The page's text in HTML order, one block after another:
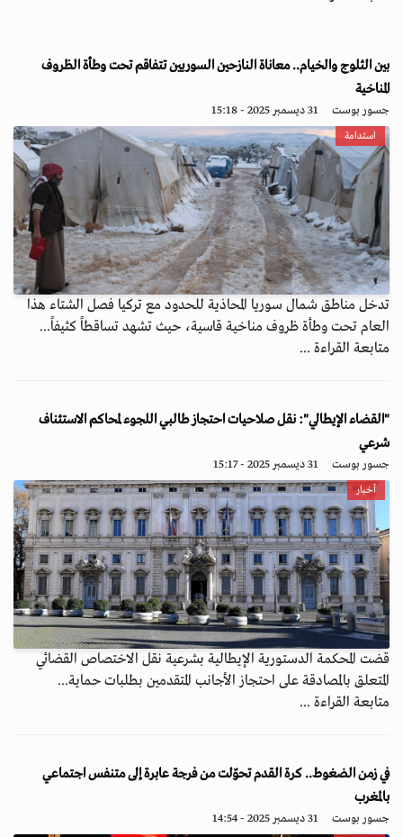
بين الثلوج والخيام.. معاناة النازحين السوريين تتفاقم تحت وطأة الظروف
المناخية
جسور بوست 31 ديسمبر 2025 - 15:18
استدامة
تدخل مناطق شمال سوريا المحاذية للحدود مع تركيا فصل الشتاء هذا
العام تحت وطأة ظروف مناخية قاسية، حيث تشهد تساقطاً كثيفاً...
متابعة القراءة ...
"القضاء الإيطالي": نقل صلاحيات احتجاز طالبي اللجوء لمحاكم الاستئناف
شرعي
جسور بوست 31 ديسمبر 2025 - 15:17
أخبار
قضت المحكمة الدستورية الإيطالية بشرعية نقل الاختصاص القضائي
المتعلق بالمصادقة على احتجاز الأجانب المتقدمين بطلبات حماية...
متابعة القراءة ...
في زمن الضغوط.. كرة القدم تحوّلت من فرجة عابرة إلى متنفس اجتماعي
بالمغرب
جسور بوست 31 ديسمبر 2025 - 14:54